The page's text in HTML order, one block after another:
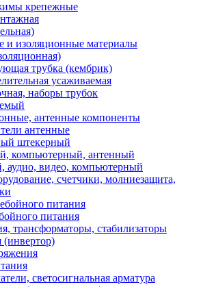
крепежные
и изоляционные материалы
трубка (кембрик)
усаживаемая
наборы трубок
антенные компоненты
антенные
штекерный
компьютерный, антенный
видео, компьютерный
счетчики, молниезащита,
питания
питания
трансформаторы, стабилизаторы
(инвертор)
светосигнальная арматура